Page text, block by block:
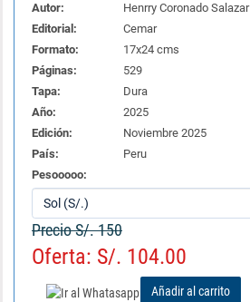
Autor:
Henrry Coronado Salazar
Editorial:
Cemar
Formato:
17x24 cms
Páginas:
529
Tapa:
Dura
Año:
2025
Edición:
Noviembre 2025
País:
Peru
Pesooooo:
Precio S/. 150
Oferta: S/. 104.00
Añadir al carrito